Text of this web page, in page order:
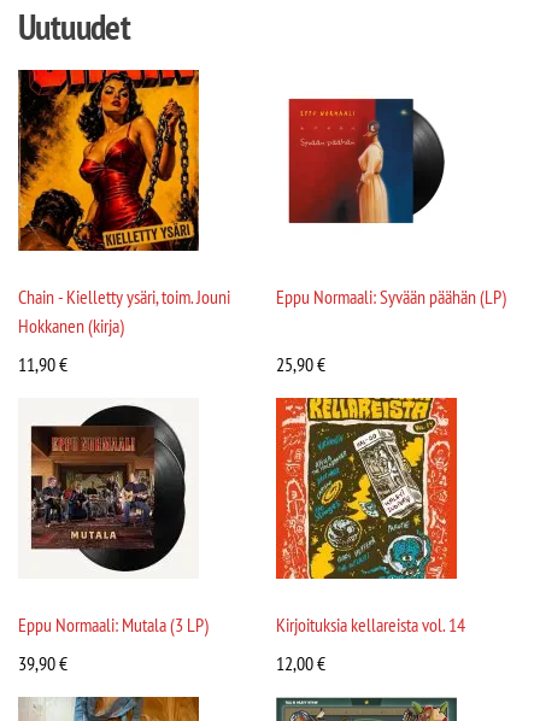
Uutuudet
Chain - Kielletty ysäri, toim. Jouni
Hokkanen (kirja)
11,90€
Eppu Normaali: Syvään päähän (LP)
25,90€
Eppu Normaali: Mutala (3 LP)
39,90€
Kirjoituksia kellareista vol. 14
12,00€